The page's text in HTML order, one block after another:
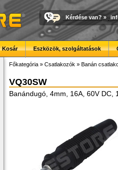
Kérdése van? »
Kosár Eszközök, szolgáltatások
Főkategória » Csatlakozók » Banán
VQ30SW
Banándugó, 4mm, 16A, 60V DC,